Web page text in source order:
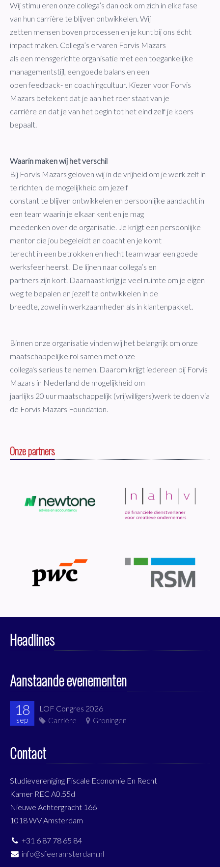
Wij stimuleren onze collega’s dan ook om zich in elke fase
van hun carrière te blijven ontwikkelen. Wij
zetten mensen boven processen en je kunt bij ons écht
impact maken. Collega’s ervaren Forvis Mazars
als een mensgerichte organisatie met een toegankelijke
managementstijl, een goede balans en een
open feedback- en coachingcultuur. Kiezen voor Forvis
Mazars betekent dat je aan het roer staat van je
carrière en dat je van het begin tot het eind zelf je koers
bepaalt.
Waarin maken wij het verschil
Bij Forvis Mazars geloven wij in de vrijheid om je werk zelf in
te richten, de mogelijkheid om jezelf
constant te blijven ontwikkelen en persoonlijke aandacht in
een team waarin je elkaar kent en je mag
meedenken over de organisatie. Je krijgt een persoonlijke
mentor die jou begeleidt en coacht en je komt
terecht in een betrokken en hecht team waar een goede
werksfeer heerst. De lijnen naar collega’s en
partners zijn kort. Daarnaast krijg je veel ruimte om je eigen
weg te bepalen en jezelf te ontwikkelen in de
breedte, zowel in werkzaamheden als in klantenpakket.
Binnen onze organisatie vinden wij het belangrijk om onze
maatschappelijke rol samen met onze
collega's serieus te nemen. Daarom krijgt iedereen bij Forvis
Mazars in Nederland de mogelijkheid om
jaarlijks 20 uur maatschappelijk (vrijwilligers)werk te doen via
de Forvis Mazars Foundation.
Onze partners
Headlines
Aanstaande evenementen
18
sep
LOF Congres 2026
Carrière Groningen
Contact
Studievereniging Fiscale Economie En Recht
Kamer REC A0.55d
Nieuwe Achtergracht 166
1018 WV Amsterdam
+31 6 87 78 65 84
info@sfeeramsterdam.nl